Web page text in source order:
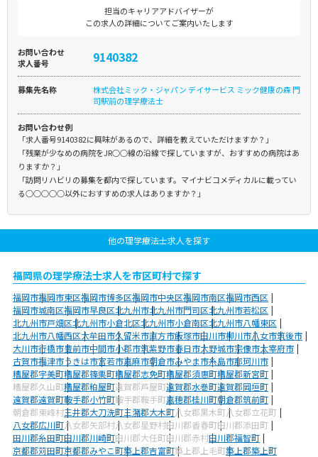
担当のキャリアアドバイザーが
この求人の詳細についてご案内いたします
お問い合わせ
求人番号
9140382
募集先名称
株式会社ミック・ジャパン デイサービス ミック健康の森 門
司駅前の理学療法士
お問い合わせ例
「求人番号9140382に興味があるので、詳細を教えていただけますか？」
「残業が少なめの病院をJR○○線の沿線で探していますが、おすすめの病院はあ
りますか？」
「訪問リハビリの募集を都内で探しています。マイナビコメディカルに載ってい
る○○○○○以外におすすめの求人はありますか？」
他の理学療法士求人を探す
福岡県の理学療法士求人を市区町村で探す
福岡市福岡市東区福岡市博多区福岡市中央区福岡市南区福岡市西区
福岡市城南区福岡市早良区北九州市北九州市門司区北九州市若松区
北九州市戸畑区北九州市小倉北区北九州市小倉南区北九州市八幡東区
北九州市八幡西区大牟田市久留米市直方市飯塚市田川市柳川市八女市筑後市
大川市行橋市豊前市中間市小郡市筑紫野市春日市大野城市宗像市太宰府市
古賀市福津市うきは市宮若市嘉麻市朝倉市みやま市糸島市那珂川市
糟屋郡宇美町糟屋郡篠栗町糟屋郡志免町糟屋郡須惠町糟屋郡新宮町
糟屋郡久山町糟屋郡粕屋町遠賀郡芦屋町遠賀郡水巻町遠賀郡岡垣町
遠賀郡遠賀町鞍手郡小竹町鞍手郡鞍手町嘉穂郡桂川町朝倉郡筑前町
朝倉郡東峰村三井郡大刀洗町三潴郡大木町八女郡黒木町八女郡立花町
八女郡広川町八女郡矢部村八女郡星野村田川郡香春町田川郡添田町
田川郡糸田町田川郡川崎町田川郡大任町田川郡赤村田川郡福智町
京都郡苅田町京都郡みやこ町築上郡吉富町築上郡上毛町築上郡築上町